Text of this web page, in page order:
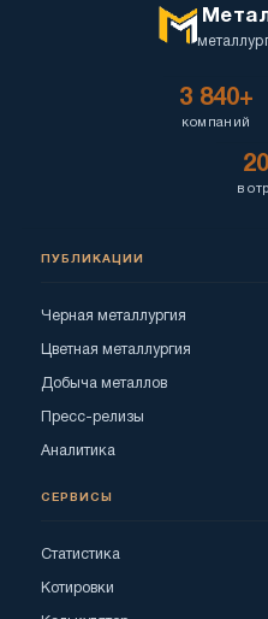
3 840+
компаний
в
ПУБЛИКАЦИИ
Черная металлургия
Цветная металлургия
Добыча металлов
Пресс-релизы
Аналитика
СЕРВИСЫ
Статистика
Котировки